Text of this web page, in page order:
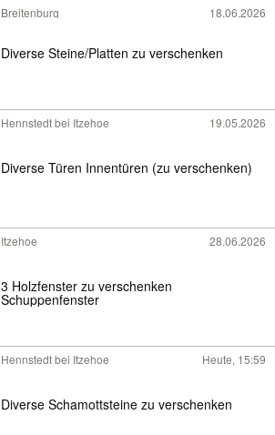
Breitenburg 18.06.2026
Diverse Steine/Platten zu verschenken
Hennstedt bei Itzehoe 19.05.2026
Diverse Türen Innentüren (zu verschenken)
Itzehoe 28.06.2026
3 Holzfenster zu verschenken
Schuppenfenster
Hennstedt bei Itzehoe Heute, 15:59
Diverse Schamottsteine zu verschenken